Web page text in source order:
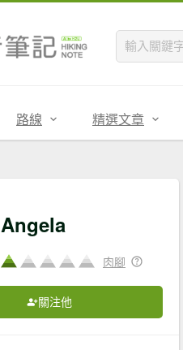
路線 精選文章
Angela
肉腳
關注他